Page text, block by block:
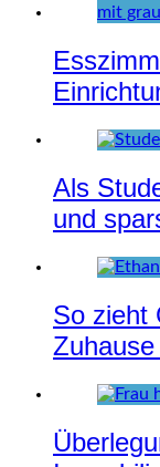
Als
und
So zieht
Zuhause